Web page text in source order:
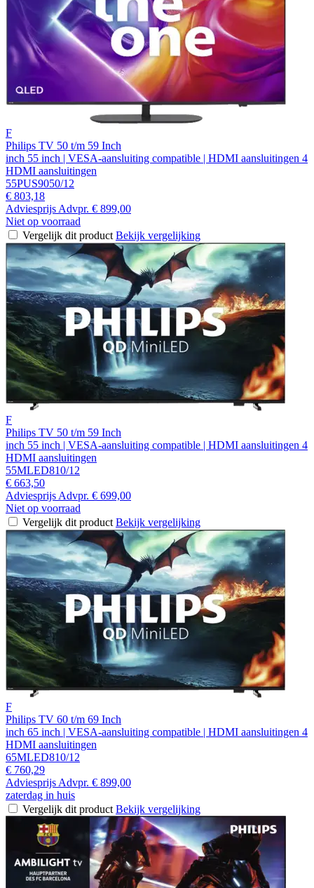
F
Philips TV 50 t/m 59 Inch
inch 55 inch | VESA-aansluiting compatible | HDMI aansluitingen 4
HDMI aansluitingen
55PUS9050/12
€ 803,18
Adviesprijs Advpr. € 899,00
Niet op voorraad
Vergelijk dit product Bekijk vergelijking
F
Philips TV 50 t/m 59 Inch
inch 55 inch | VESA-aansluiting compatible | HDMI aansluitingen 4
HDMI aansluitingen
55MLED810/12
€ 663,50
Adviesprijs Advpr. € 699,00
Niet op voorraad
Vergelijk dit product Bekijk vergelijking
F
Philips TV 60 t/m 69 Inch
inch 65 inch | VESA-aansluiting compatible | HDMI aansluitingen 4
HDMI aansluitingen
65MLED810/12
€ 760,29
Adviesprijs Advpr. € 899,00
zaterdag in huis
Vergelijk dit product Bekijk vergelijking